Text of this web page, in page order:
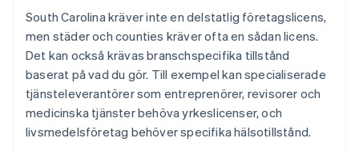
South Carolina kräver inte en delstatlig företagslicens,
men städer och counties kräver ofta en sådan licens.
Det kan också krävas branschspecifika tillstånd
baserat på vad du gör. Till exempel kan specialiserade
tjänsteleverantörer som entreprenörer, revisorer och
medicinska tjänster behöva yrkeslicenser, och
livsmedelsföretag behöver specifika hälsotillstånd.